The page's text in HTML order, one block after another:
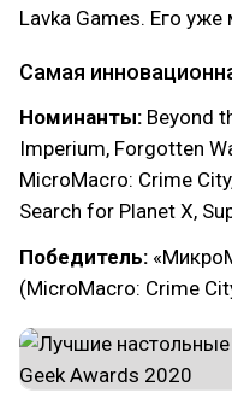
Lavka Games. Его
Самая
Номинанты: Beyond
Imperium, Forgotten
MicroMacro: Crime
Search for Planet X,
Победитель:
(MicroMacro: Crime